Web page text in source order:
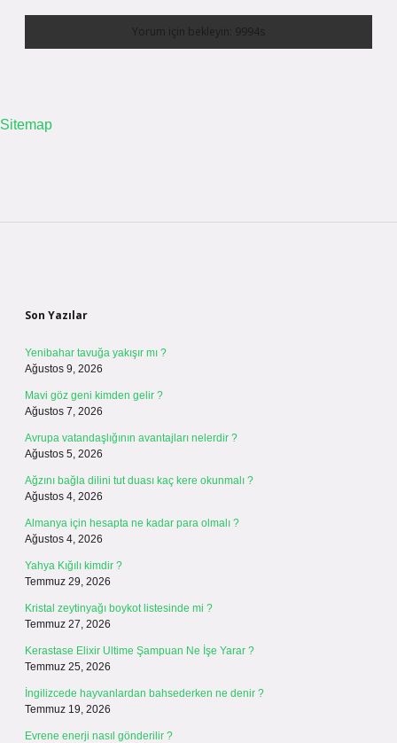
Sitemap
Son Yazılar
Yenibahar tavuğa yakışır mı ?
Ağustos 9, 2026
Mavi göz geni kimden gelir ?
Ağustos 7, 2026
Avrupa vatandaşlığının avantajları nelerdir ?
Ağustos 5, 2026
Ağzını bağla dilini tut duası kaç kere okunmalı ?
Ağustos 4, 2026
Almanya için hesapta ne kadar para olmalı ?
Ağustos 4, 2026
Yahya Kığılı kimdir ?
Temmuz 29, 2026
Kristal zeytinyağı boykot listesinde mi ?
Temmuz 27, 2026
Kerastase Elixir Ultime Şampuan Ne İşe Yarar ?
Temmuz 25, 2026
İngilizcede hayvanlardan bahsederken ne denir ?
Temmuz 19, 2026
Evrene enerji nasıl gönderilir ?